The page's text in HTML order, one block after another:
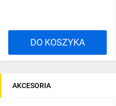
DO KOSZYKA
AKCESORIA